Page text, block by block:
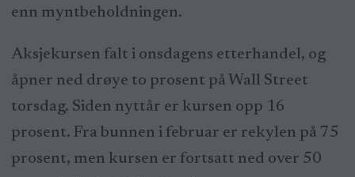
enn myntbeholdningen.
Aksjekursen falt i onsdagens etterhandel, og
åpner ned drøye to prosent på Wall Street
torsdag. Siden nyttår er kursen opp 16
prosent. Fra bunnen i februar er rekylen på 75
prosent, men kursen er fortsatt ned over 50